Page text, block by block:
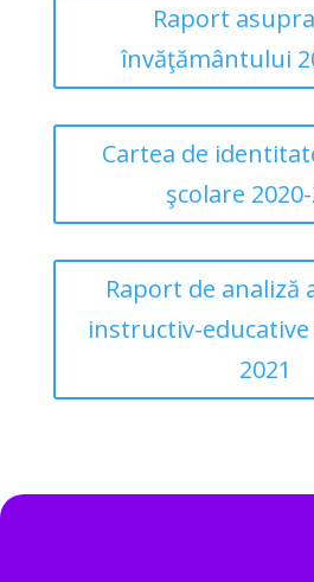
Raport
învăţământului
Cartea de
şcolare 2020-
Raport de analiză
instructiv-educative
2021